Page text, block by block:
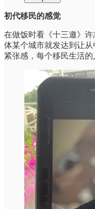
初代移民的感觉
在做饭时看《十三邀》
体某个城市就发达到让
紧张感，每个移民生活